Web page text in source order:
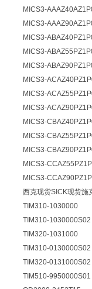
MICS3-
MICS3-
MICS3-
MICS3-
MICS3-
MICS3-
MICS3-
MICS3-
MICS3-
MICS3-
MICS3-
MICS3-
MICS3-
西克现货SICK现货施
TIM310-1030000
TIM310-1030000S02
TIM320-1031000
TIM310-0130000S02
TIM320-0131000S02
TIM510-9950000S01